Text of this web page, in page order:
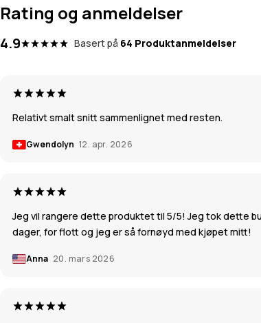
Rating og anmeldelser
4.9 Basert på 64 Produktanmeldelser
Relativt smalt snitt sammenlignet med resten.
Gwendolyn 12. apr. 2026
Jeg vil rangere dette produktet til 5/5! Jeg tok dette
dager, for flott og jeg er så fornøyd med kjøpet mitt!
Anna 20. mars 2026